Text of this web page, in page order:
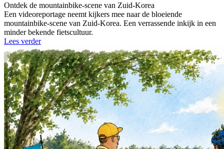
Ontdek de mountainbike-scene van Zuid-Korea
Een videoreportage neemt kijkers mee naar de bloeiende
mountainbike-scene van Zuid-Korea. Een verrassende inkijk in een
minder bekende fietscultuur.
Lees verder